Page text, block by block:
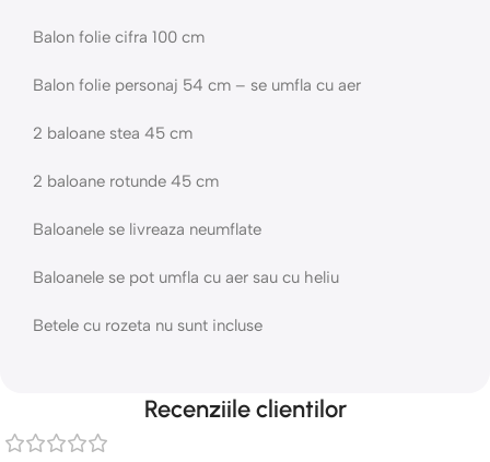
Balon folie cifra 100 cm
Balon folie personaj 54 cm – se umfla cu aer
2 baloane stea 45 cm
2 baloane rotunde 45 cm
Baloanele se livreaza neumflate
Baloanele se pot umfla cu aer sau cu heliu
Betele cu rozeta nu sunt incluse
Recenziile clientilor